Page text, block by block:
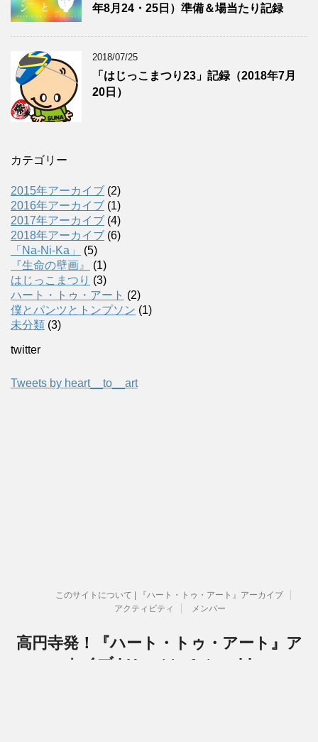
年8月24・25日）準備＆場当たり記録
2018/07/25
「はじっこまつり23」記録（2018年7月
20日）
カテゴリー
2015年アーカイブ (2)
2016年アーカイブ (1)
2017年アーカイブ (4)
2018年アーカイブ (6)
「Na-Ni-Ka」
(5)
『生命の壁画』
(1)
はじっこまつり (3)
ハート・トゥ・アート (2)
僕とパンツとトンプソン (1)
未分類 (3)
twitter
Tweets by heart__to__art
このサイトについて | 『ハート・トゥ・アート』アーカイブ
アクティビティ
メンバー
高円寺発！『ハート・トゥ・アート』ア
ーカイブ | Heart to Art archive